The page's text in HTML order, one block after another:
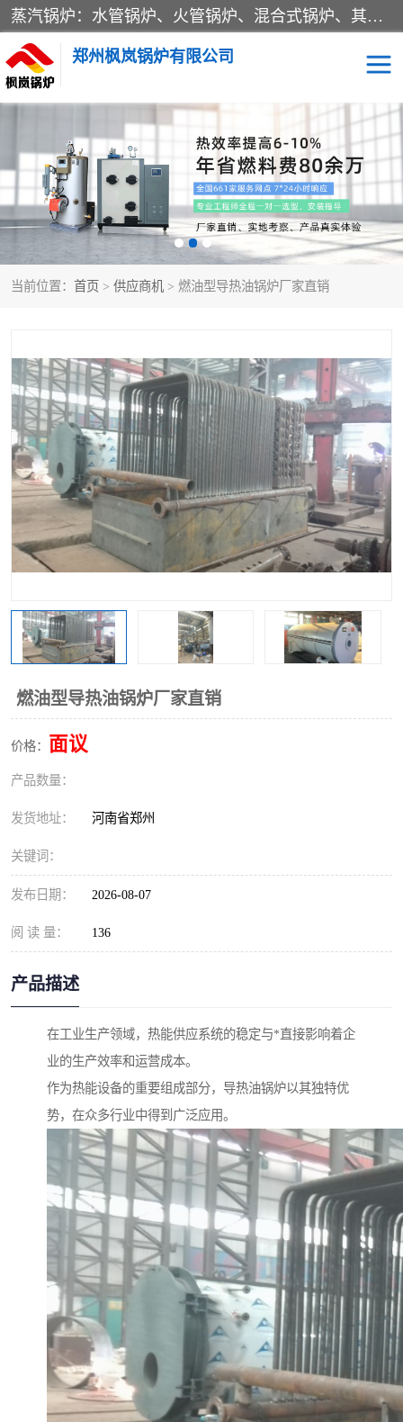
蒸汽锅炉：水管锅炉、火管锅炉、混合式锅炉、其他蒸汽锅炉； 热水锅炉：家用型集中供暖用热水锅炉、其他热水锅炉； 有机热载体锅炉； 船用蒸汽锅炉； （锅炉用辅助设备及装置）蒸汽冷凝器：表面冷凝器、混合式冷凝器、空冷式冷凝器、其他蒸汽冷凝器； 锅炉用辅助设备：节热器、蒸汽收集器、蓄能器、烟垢清除器、气体回收器、泥渣刮除器、空气预热器、其他锅炉用辅助设备；
郑州枫岚锅炉有限公司
当前位置： 首页 > 供应商机 > 燃油型导热油锅炉厂家直销
燃油型导热油锅炉厂家直销
价格： 面议
产品数量：
发货地址： 河南省郑州
关键词：
发布日期： 2026-08-07
阅 读 量： 136
产品描述
在工业生产领域，热能供应系统的稳定与*直接影响着企
业的生产效率和运营成本。
作为热能设备的重要组成部分，导热油锅炉以其独特优
势，在众多行业中得到广泛应用。